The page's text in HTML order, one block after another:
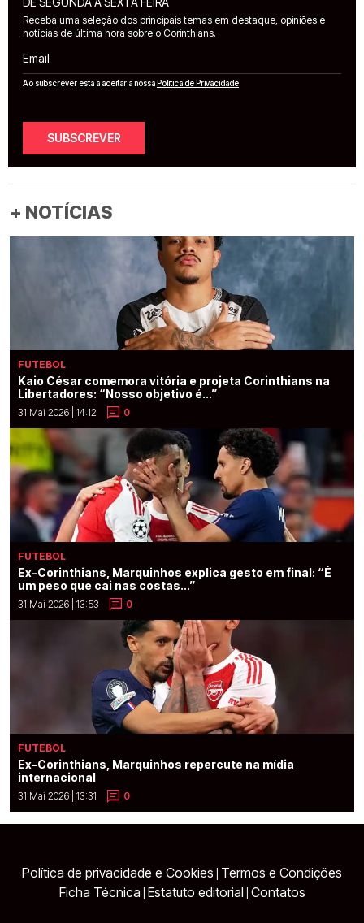
Receba uma seleção dos principais temas em destaque, opiniões e
notícias de última hora sobre o Corinthians.
Email
Ao subscrever está a aceitar a nossaPolítica de Privacidade
SUBSCREVER
+ NOTÍCIAS
FUTEBOL
Kaio César comemora vitória e projeta Corinthians na
Libertadores: “Nosso objetivo é...”
31 Mai 2026 | 14:12 0
FUTEBOL
Ex-Corinthians, Marquinhos explica gesto em final: “É
um peso que cai nas costas...”
31 Mai 2026 | 13:53 0
FUTEBOL
Ex-Corinthians, Marquinhos repercute na mídia
internacional
31 Mai 2026 | 13:31 0
Política de privacidade e Cookies Termos e Condições
Ficha Técnica Estatuto editorial Contatos